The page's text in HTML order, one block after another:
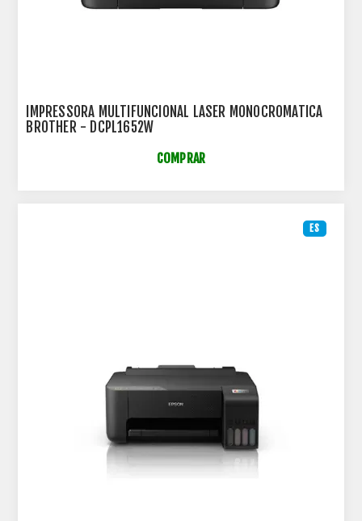
IMPRESSORA MULTIFUNCIONAL LASER MONOCROMATICA
BROTHER - DCPL1652W
COMPRAR
ES